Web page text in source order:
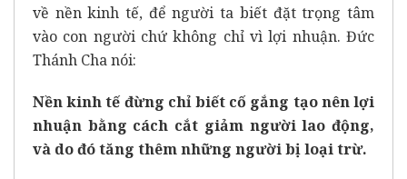
về nền kinh tế, để người ta biết đặt trọng tâm
vào con người chứ không chỉ vì lợi nhuận. Đức
Thánh Cha nói:
Nền kinh tế đừng chỉ biết cố gắng tạo nên lợi
nhuận bằng cách cắt giảm người lao động,
và do đó tăng thêm những người bị loại trừ.